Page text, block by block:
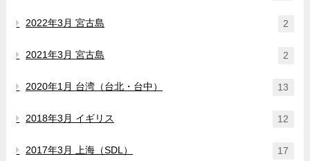
2022年3月 宮古島 2
2021年3月 宮古島 2
2020年1月 台湾（台北・台中） 13
2018年3月 イギリス 12
2017年3月 上海（SDL） 17